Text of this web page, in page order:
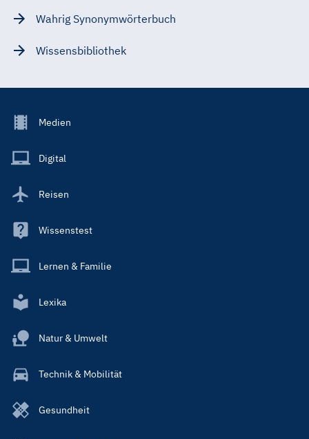
Wahrig Synonymwörterbuch
Wissensbibliothek
Footer
Main
Medien
Digital
Reisen
Wissenstest
Lernen & Familie
Lexika
Natur & Umwelt
Technik & Mobilität
Gesundheit